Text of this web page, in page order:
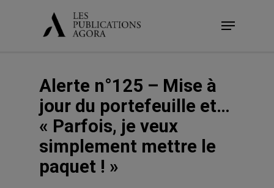
Menu
Alerte n°125 – Mise à
jour du portefeuille et…
« Parfois, je veux
simplement mettre le
paquet ! »